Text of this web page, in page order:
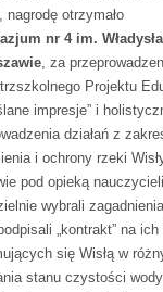
nagrodę otrzymało
nr 4 im.
, za
Projektu
impresje” i
działań z
i ochrony rzeki
pod opieką
wybrali
„kontrakt” na
się Wisłą w
stanu czystości